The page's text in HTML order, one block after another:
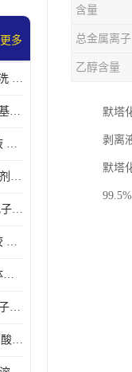
更多
国产电子级 用于半导体清洗 EEP溶剂电子级
EEP 用于半导体清洗 乙氧基丙酸乙酯电子级
总金属＜10ppb 用于剥离液 电子级EEP
国产 高纯度电子级 EEP溶剂电子级
高纯度 用于剥离液 国产电子级EEP
总金属＜10ppb 用于光刻胶 电子级EEP溶剂
总金属＜10ppb 用于半导体清洗 3-乙氧基丙酸乙酯电子级
EEP 高纯度电子级 国产电子级EEP
高纯度 用于光阻 乙氧基丙酸乙酯电子级
含量
总金属离子
乙醇含量
默塔
剥离
默塔